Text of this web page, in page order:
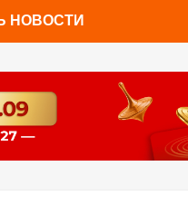
НОВОСТИ